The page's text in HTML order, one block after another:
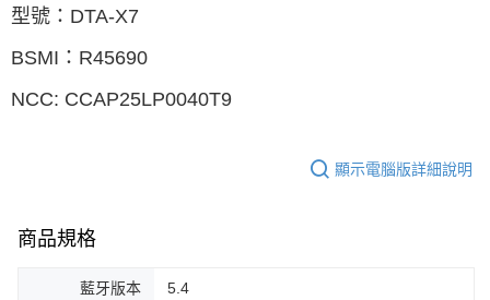
型號：DTA-X7
BSMI：R45690
NCC: CCAP25LP0040T9
顯示電腦版詳細說明
商品規格
藍牙版本 5.4